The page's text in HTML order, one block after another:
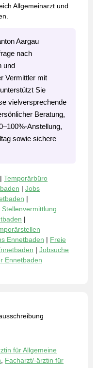
Allgemeinarzt und
Aargau
nach
und
Vermittler mit
Sie
vielversprechende
Beratung,
Anstellung,
sowie sichere
| Temporärbüro
| Jobs
|
Stellenvermittlung
|
Ennetbaden | Freie
| Jobsuche
Ennetbaden
für Allgemeine
Facharzt/-ärztin für